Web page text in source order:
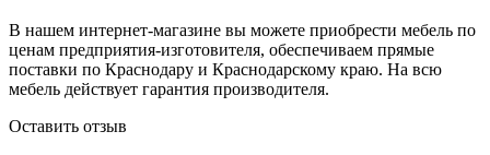
В нашем интернет-магазине вы можете приобрести мебель по
ценам предприятия-изготовителя, обеспечиваем прямые
поставки по Краснодару и Краснодарскому краю. На всю
мебель действует гарантия производителя.
Оставить отзыв